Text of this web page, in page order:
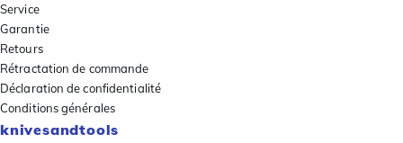
Service
Garantie
Retours
Rétractation de commande
Déclaration de confidentialité
Conditions générales
knivesandtools